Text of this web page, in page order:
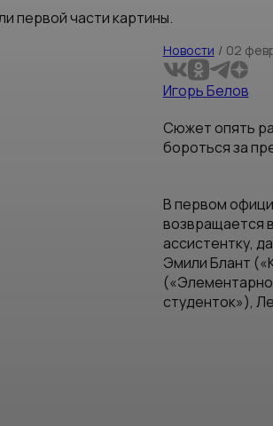
первой части картины.
Новости / 02
Игорь Белов
Сюжет опять
бороться за
В первом
возвращается
ассистентку,
Эмили Блант
студенток»),